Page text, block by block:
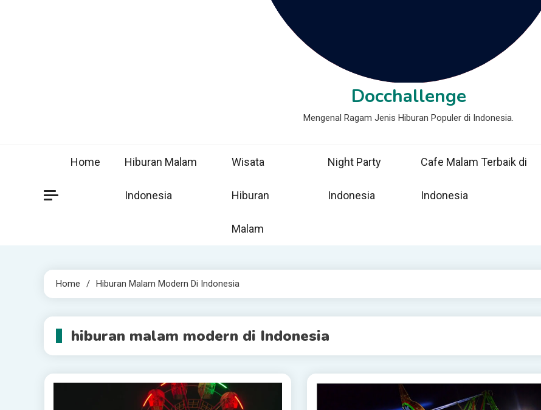
Docchallenge
Mengenal Ragam Jenis Hiburan Populer di Indonesia.
Home Hiburan Malam
Indonesia
Wisata
Hiburan
Malam
Night Party
Indonesia
Cafe Malam Terbaik di
Indonesia
Home Hiburan Malam Modern Di Indonesia
hiburan malam modern di Indonesia